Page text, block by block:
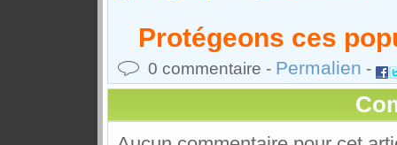
Protégeons ces
0 commentaire - Permalien -